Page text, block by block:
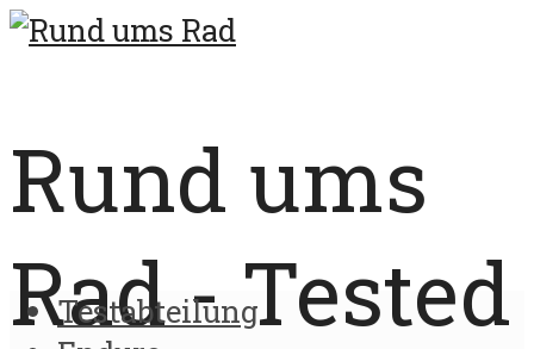
Rund ums
Rad - Tested
Testabteilung